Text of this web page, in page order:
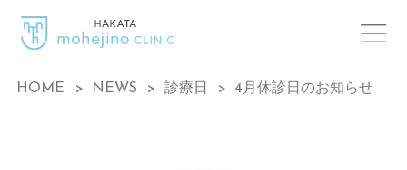
HOME > NEWS > 診療日 > 4月休診日のお知らせ